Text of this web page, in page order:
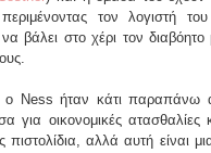
τον λογιστή
βάλει στο χέρι τον
ο Ness ήταν κάτι
για οικονομικές ατασθαλίες
πιστολίδια, αλλά αυτή είναι